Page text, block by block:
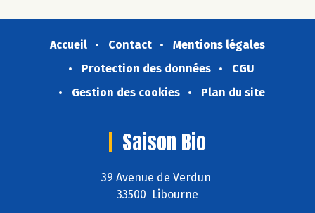
Accueil Contact
Mentions légales
Protection des données
CGU
Gestion des cookies
Plan du site
Saison Bio
39 Avenue de Verdun
33500 Libourne